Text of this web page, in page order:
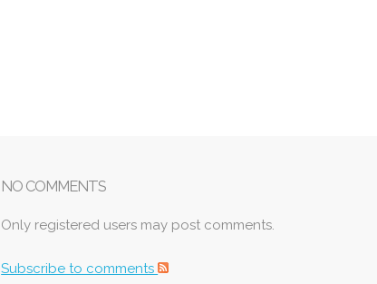
NO COMMENTS
Only registered users may post comments.
Subscribe to comments